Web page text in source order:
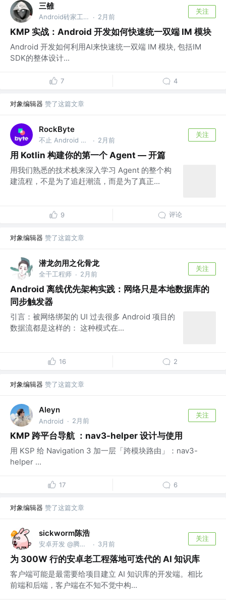
三雒
Android砖家工程师 · 2月前
关注
KMP 实战：Android 开发如何快速统一双端 IM 模块
Android 开发如何利用AI来快速统一双端 IM 模块, 包括IM
SDK的整体设计...
7 4
对象编辑器 赞了这篇文章
RockByte
不止 Android 工程师 · 2月前
关注
用 Kotlin 构建你的第一个 Agent — 开篇
用我们熟悉的技术栈来深入学习 Agent 的整个构
建流程，不是为了追赶潮流，而是为了真正...
9 评论
对象编辑器 赞了这篇文章
潜龙勿用之化骨龙
全干工程师 · 2月前
关注
Android 离线优先架构实践：网络只是本地数据库的
同步触发器
引言：被网络绑架的 UI 过去很多 Android 项目的
数据流都是这样的： 这种模式在...
16 2
对象编辑器 赞了这篇文章
Aleyn
Android · 2月前
关注
KMP 跨平台导航 ：nav3-helper 设计与使用
用 KSP 给 Navigation 3 加一层「跨模块路由」：nav3-
helper ...
17 6
对象编辑器 赞了这篇文章
sickworm陈浩
安卓开发 @腾讯音乐 · 3月前
关注
为 300W 行的安卓老工程落地可迭代的 AI 知识库
客户端可能是最需要给项目建立 AI 知识库的开发端。相比
前端和后端，客户端在不知不觉中构...